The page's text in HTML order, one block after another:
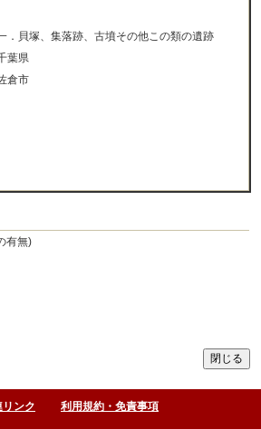
．貝塚、集落跡、古墳その他この類の遺跡
葉県
倉市
有無)
リンク
利用規約・免責事項